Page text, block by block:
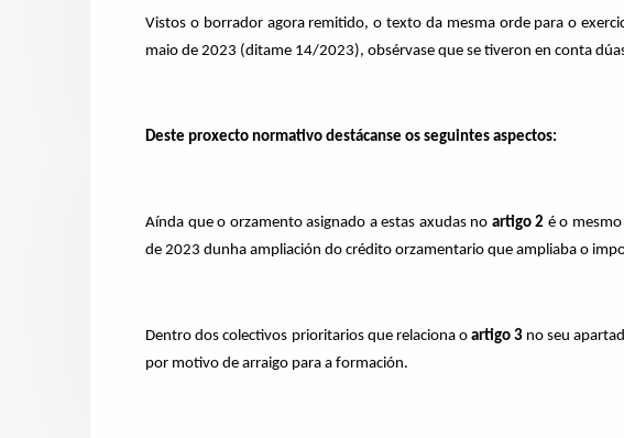
Vistos o borrador agora remitido, o texto da mesma orde para o
maio de 2023 (ditame 14/2023), obsérvase que se tiveron en conta
Deste proxecto normativo destácanse os seguintes aspectos:
Aínda que o orzamento asignado a estas axudas no artigo 2 é o
de 2023 dunha ampliación do crédito orzamentario que ampliaba o
Dentro dos colectivos prioritarios que relaciona o artigo 3 no seu
por motivo de arraigo para a formación.